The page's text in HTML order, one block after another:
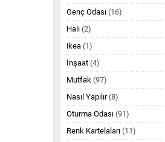
Genç Odası (16)
Halı (2)
ikea (1)
İnşaat (4)
Mutfak (97)
Nasıl Yapılır(8)
Oturma Odası (91)
Renk Kartelaları (11)